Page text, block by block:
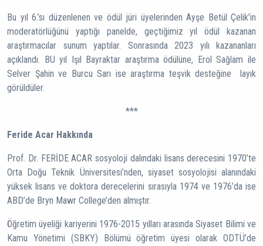
Bu yıl 6.’sı düzenlenen ve ödül jüri üyelerinden Ayşe Betül Çelik’in
moderatörlüğünü yaptığı panelde, geçtiğimiz yıl ödül kazanan
araştırmacılar sunum yaptılar. Sonrasında 2023 yılı kazananları
açıklandı. BU yıl Işıl Bayraktar araştırma ödülüne, Erol Sağlam ile
Selver Şahin ve Burcu Sarı ise araştırma teşvik desteğine layık
görüldüler.
***
Feride Acar Hakkında
Prof. Dr. FERİDE ACAR sosyoloji dalındaki lisans derecesini 1970’te
Orta Doğu Teknik Üniversitesi’nden, siyaset sosyolojisi alanındaki
yüksek lisans ve doktora derecelerini sırasıyla 1974 ve 1976’da ise
ABD’de Bryn Mawr College’den almıştır.
Öğretim üyeliği kariyerini 1976-2015 yılları arasında Siyaset Bilimi ve
Kamu Yönetimi (SBKY) Bölümü öğretim üyesi olarak ODTÜ’de